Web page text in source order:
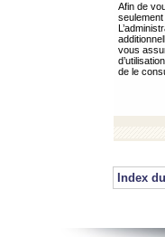
Afin de
vous
de le
Index